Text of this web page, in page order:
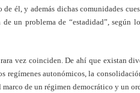
él, y además dichas comunidades
de un problema de “estadidad”, según
vez coinciden. De ahí que existan
regímenes autonómicos, la
de un régimen democrático y un